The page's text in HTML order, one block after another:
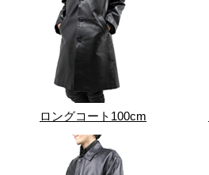
ロングコート100cm